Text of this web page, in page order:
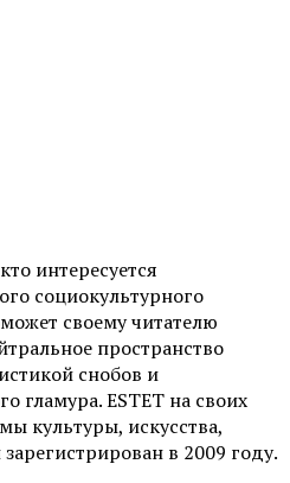
интересуeтся
социокультурного
своему читателю
пространство
снобов и
гламура. ESTET на своих
культуры, искусства,
в 2009 году.